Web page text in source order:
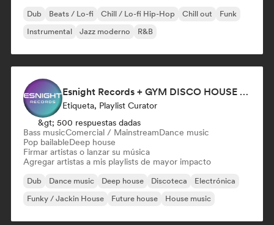
Dub Beats / Lo-fi Chill / Lo-fi Hip-Hop Chill out
Funk
Instrumental
Jazz moderno R&B
Esnight Records + GYM DISCO HOUSE POP playlist
Etiqueta, Playlist Curator
&gt; 500 respuestas dadas
Bass musicComercial / MainstreamDance music
Pop bailableDeep house
Firmar artistas o lanzar su música
Agregar artistas a mis playlists de mayor impacto
Dub Dance music Deep house Discoteca
Electrónica
Funky / Jackin House
Future house House music